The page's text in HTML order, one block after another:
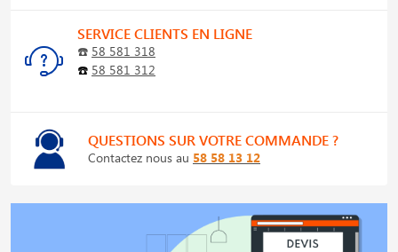
SERVICE CLIENTS EN LIGNE
☎️ 58 581 318
☎️ 58 581 312
QUESTIONS SUR VOTRE COMMANDE ?
Contactez nous au 58 58 13 12